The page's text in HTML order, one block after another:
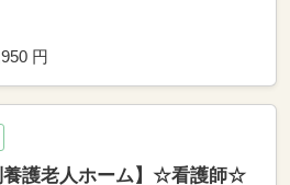
円
養護老人ホーム】☆看護師☆